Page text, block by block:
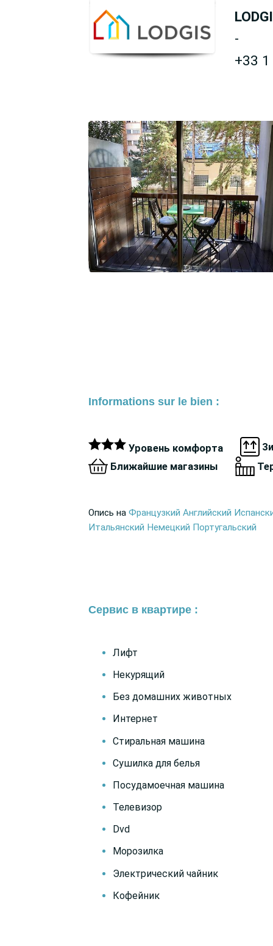
-
+33
Informations sur le bien :
Уровень комфорта
Ближайшие магазины
Опись на Французкий Английский
Итальянский Немецкий Португальский
Сервис в квартире :
Лифт
Некурящий
Без домашних животных
Интернет
Стиральная машина
Сушилка для белья
Посудамоечная машина
Телевизор
Dvd
Морозилка
Электрический чайник
Кофейник